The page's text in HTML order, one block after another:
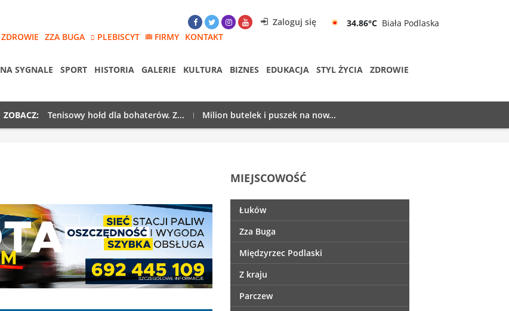
Zaloguj się 34.86°C Biała Podlaska
ZDROWIE ZZA BUGA PLEBISCYT FIRMY KONTAKT
NA SYGNALE SPORT HISTORIA GALERIE KULTURA BIZNES EDUKACJA STYL ŻYCIA
ZDROWIE
ZOBACZ: Tenisowy hołd dla bohaterów. Z...
Milion butelek i puszek na now...
MIEJSCOWOŚĆ
Łuków
Zza Buga
Międzyrzec Podlaski
Z kraju
Parczew